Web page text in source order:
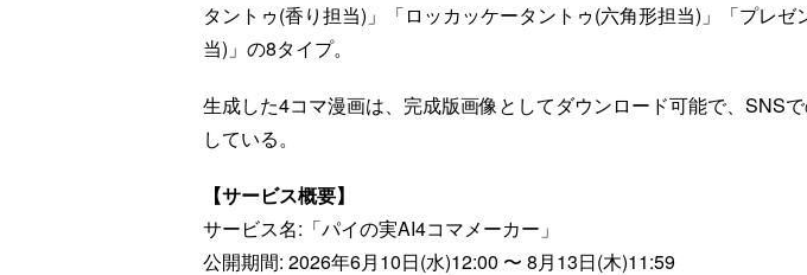
タントゥ(香り担当)」「ロッカッケータントゥ(六角形担当)」「プレゼ
当)」の8タイプ。
生成した4コマ漫画は、完成版画像としてダウンロード可能で、SNS
している。
【サービス概要】
サービス名:「パイの実AI4コマメーカー」
公開期間: 2026年6月10日(水)12:00 〜 8月13日(木)11:59